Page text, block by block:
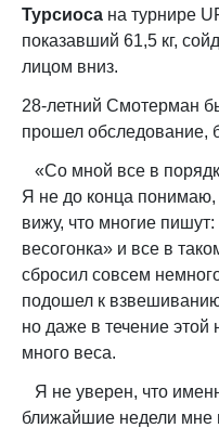
Турсиоса на турнире
показавший 61,5 кг,
лицом вниз.
28-летний Смотерман
прошел обследование,
«Со мной все в
Я не до конца
вижу, что многие
весогонка» и все в
сбросил совсем
подошел к
но даже в течение
много веса.
Я не уверен, что
ближайшие недели мне